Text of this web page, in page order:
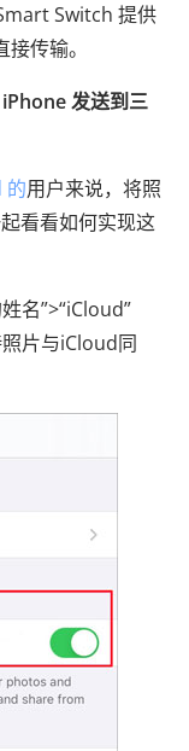
Switch 提供
传输。
发送到三
的用户来说，将照
看看如何实现这
名”>“iCloud”
片与iCloud同